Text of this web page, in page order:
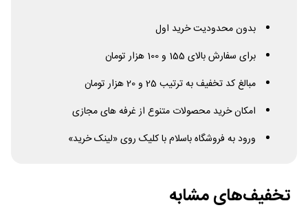
بدون محدودیت خرید اول
برای سفارش بالای 155 و 100 هزار تومان
مبالغ کد تخفیف به ترتیب 25 و 20 هزار تومان
امکان خرید محصولات متنوع از غرفه های مجازی
ورود به فروشگاه باسلام با کلیک روی «لینک خرید»
تخفیف‌های مشابه